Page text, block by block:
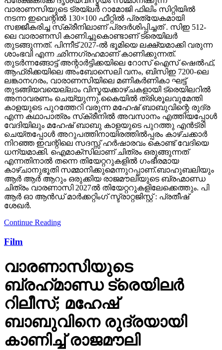
വാരാണസിയുടെ ട്രയ്ലർ റാമോജി ഫിലിം സിറ്റിയിൽ
നടന്ന ഇവെന്റിൽ 130×100 ഫീറ്റിൽ പ്രത്യേകമായി
സജ്ജീകരിച്ച സ്‌ക്രീനിലാണ് പ്രദർശിപ്പിച്ചത് . സിഇ 512-
ലെ വാരാണസി കാണിച്ചുകൊണ്ടാണ് ട്രെയിലര്‍
തുടങ്ങുന്നത്. പിന്നീട് 2027-ല്‍ ഭൂമിയെ ലക്ഷ്യമാക്കി വരുന്ന
ശാംഭവി എന്ന ഛിന്നഗ്രഹമാണ് കാണിക്കുന്നത്.
തുടര്‍ന്നങ്ങോട്ട് അന്റാര്‍ട്ടിക്കയിലെ റോസ് ഐസ് ഷെല്‍ഫ്,
ആഫ്രിക്കയിലെ അംബോസെലി വനം, ബിസിഇ 7200-ലെ
ലങ്കാനഗരം, വാരാണസിയിലെ മണികര്‍ണികാ ഘട്ട്
തുടങ്ങിയവയെല്ലാം വിസ്മയക്കാഴ്ചകളായി ട്രെയിലറില്‍
അനാവരണം ചെയ്യുന്നു.കൈയില്‍ ത്രിശൂലവുമേന്തി
കാളയുടെ പുറത്തേറി വരുന്ന മഹേഷ് ബാബുവിന്റെ രുദ്ര
എന്ന കഥാപാത്രം സ്‌ക്രീനിൽ അവസാനം എത്തിയപ്പോൾ
വേദിയിലും മഹേഷ് ബാബു കാളയുടെ പുറത്തു എൻട്രി
ചെയ്തപ്പോൾ അറുപത്തിനായിരത്തിൽപ്പരം കാഴ്ചക്കാർ
നിറഞ്ഞ ഇവന്റിലെ സദസ്സ് ഹർഷാരവം കൊണ്ട് വേദിയെ
ധന്യമാക്കി. ഐമാക്‌സിലാണ് ചിത്രം ഒരുങ്ങുന്നത്
എന്നതിനാല്‍ തന്നെ തിയേറ്ററുകളില്‍ ഗംഭീരമായ
കാഴ്ചാനുഭൂതി സമ്മാനിക്കുമെന്നുറപ്പാണ്.ബാഹുബലിയും
ആർ ആർ ആറും ഒരുക്കിയ രാജമൗലിയുടെ ബ്രഹ്മാണ്ഡ
ചിത്രം വാരണാസി 2027ൽ തിയേറ്ററുകളിലേക്കെത്തും. പി
ആർ ഓ ആൻഡ് മാർക്കറ്റിംഗ് സ്ട്രാറ്റജിസ്റ്റ് : പ്രതീഷ്
ശേഖർ.
Continue Reading
Film
വാരണാസിയുടെ
ബ്രഹ്‌മാണ്ഡ ട്രെയിലര്‍
റിലീസ്; മഹേഷ്
ബാബുവിനെ രുദ്രയായി
കാണിച്ച് രാജമൗലി